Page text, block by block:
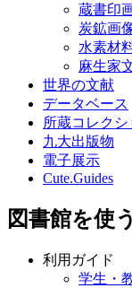
蔵書印
炭鉱画
水素材
麻生家
世界の文献
データベース
所蔵コレクシ
九大出版物
電子展示
Cute.Guides
図書館を使う
利用ガイド
学生・